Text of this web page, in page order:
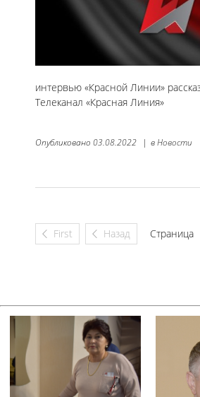
интервью «Красной Линии»
Телеканал «Красная Линия»
Опубликовано 03.08.2022 | вНовости
First Назад Страница